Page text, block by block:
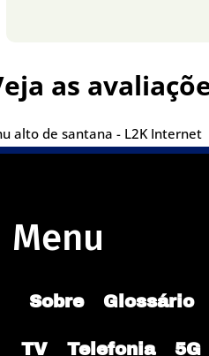
as
alto de santana - L2K Internet
Menu
Sobre Glossário
TV Telefonia 5G